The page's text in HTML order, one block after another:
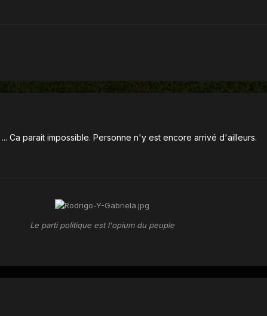
Ca parait impossible. Personne n'y est encore arrivé d'ailleurs.
Le parti politique est l'opium du peuple